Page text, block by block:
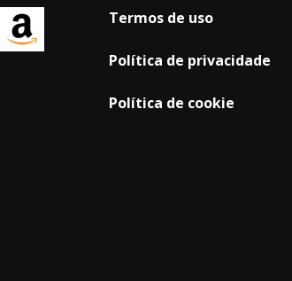
Termos de uso
Política de privacidade
Política de cookie